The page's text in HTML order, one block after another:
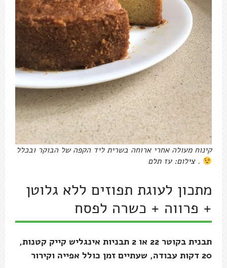
קינוח מעולה אחרי ארוחה בשרית ליד הקפה של הבוקר ובכלל
. צילום: עז תלם
מתכון לעוגת תפוזים ללא גלוטן
+ פרווה + כשרה לפסח
תבנית בקוטר 22 או 2 תבניות אינגליש קייק קטנות,
20 דקות עבודה, שעתיים זמן כולל אפייה וקירור